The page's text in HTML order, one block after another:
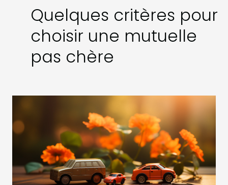
Quelques critères pour
choisir une mutuelle
pas chère